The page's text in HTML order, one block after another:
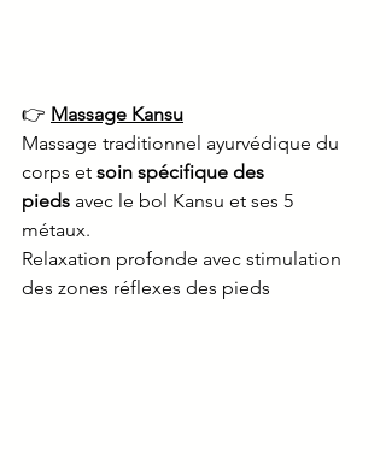
👉 Massage Kansu
Massage traditionnel ayurvédique du
corps et soin spécifique des
pieds avec le bol Kansu et ses 5
métaux.
Relaxation profonde avec stimulation
des zones réflexes des pieds